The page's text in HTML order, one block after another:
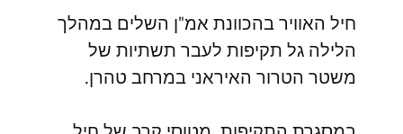
חיל האוויר בהכוונת אמ"ן השלים במהלך
הלילה גל תקיפות לעבר תשתיות של
משטר הטרור האיראני במרחב טהרן.